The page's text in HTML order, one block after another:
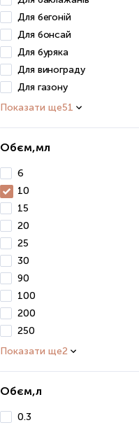
Для бегоній
Для бонсай
Для буряка
Для винограду
Для газону
Показати ще51
Обєм,мл
6
10
15
20
25
30
90
100
200
250
Показати ще2
Обєм,л
0.3